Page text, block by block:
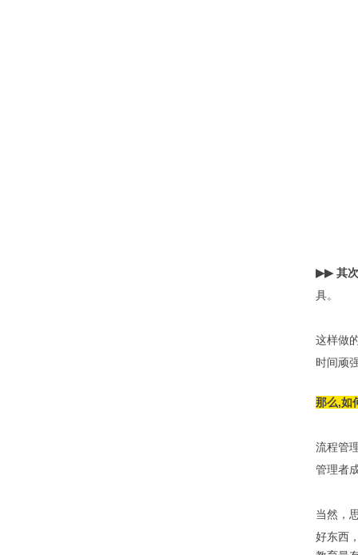
▶▶ 其
具。
这样做
时间顽
那么,如
流程管
管理者
当然，
好东西